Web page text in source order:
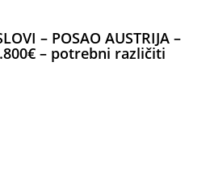
– POSAO AUSTRIJA –
– potrebni različiti